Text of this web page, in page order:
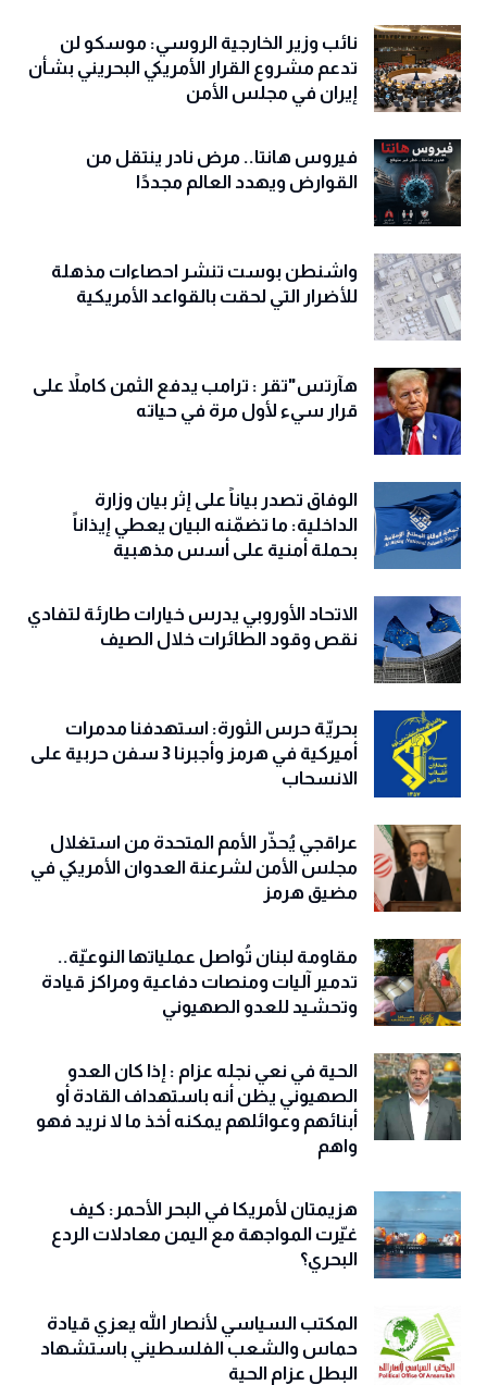
نائب وزير الخارجية الروسي: موسكو لن
تدعم مشروع القرار الأمريكي البحريني بشأن
إيران في مجلس الأمن
فيروس هانتا.. مرض نادر ينتقل من
القوارض ويهدد العالم مجددًا
واشنطن بوست تنشر احصاءات مذهلة
للأضرار التي لحقت بالقواعد الأمريكية
هآرتس"تقر : ترامب يدفع الثمن كاملاً على
قرار سيء لأول مرة في حياته
الوفاق تصدر بياناً على إثر بيان وزارة
الداخلية: ما تضمّنه البيان يعطي إيذاناً
بحملة أمنية على أسس مذهبية
الاتحاد الأوروبي يدرس خيارات طارئة لتفادي
نقص وقود الطائرات خلال الصيف
بحريّة حرس الثورة: استهدفنا مدمرات
أميركية في هرمز وأجبرنا 3 سفن حربية على
الانسحاب
عراقجي يُحذّر الأمم المتحدة من استغلال
مجلس الأمن لشرعنة العدوان الأمريكي في
مضيق هرمز
مقاومة لبنان تُواصل عملياتها النوعيّة..
تدمير آليات ومنصات دفاعية ومراكز قيادة
وتحشيد للعدو الصهيوني
الحية في نعي نجله عزام : إذا كان العدو
الصهيوني يظن أنه باستهداف القادة أو
أبنائهم وعوائلهم يمكنه أخذ ما لا نريد فهو
واهم
هزيمتان لأمريكا في البحر الأحمر: كيف
غيّرت المواجهة مع اليمن معادلات الردع
البحري؟
المكتب السياسي لأنصار الله يعزي قيادة
حماس والشعب الفلسطيني باستشهاد
البطل عزام الحية